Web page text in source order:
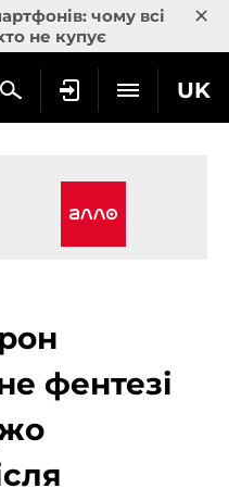
чому всі
не купує
×
UK
фентезі